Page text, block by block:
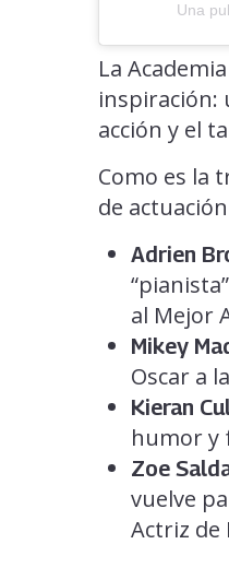
Una
La
inspiración:
acción y el
Como es la
de
Adrien
al Mejor
Mikey
Oscar a
Kieran
humor y
Zoe
vuelve
Actriz de